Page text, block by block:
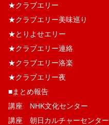
★クラブエリー
★クラブエリー美味巡り
★とりよせエリー
★クラブエリー連絡
★クラブエリー洛楽
★クラブエリー夜
■まとめ報告
講座 NHK文化センター
講座 朝日カルチャーセンター